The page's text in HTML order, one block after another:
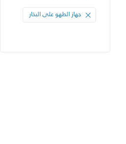
جهاز الطهو على البخار